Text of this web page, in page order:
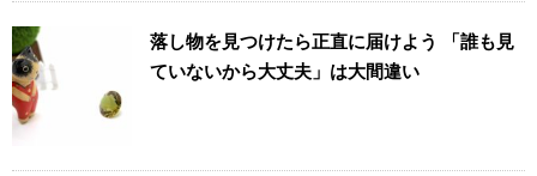
落し物を見つけたら正直に届けよう 「誰も見
ていないから大丈夫」は大間違い